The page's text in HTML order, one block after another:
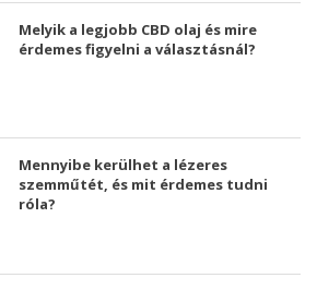
Melyik a legjobb CBD olaj és mire
érdemes figyelni a választásnál?
Mennyibe kerülhet a lézeres
szemműtét, és mit érdemes tudni
róla?